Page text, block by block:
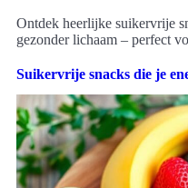
Ontdek heerlijke suikervrije
gezonder lichaam – perfect
Suikervrije snacks die je